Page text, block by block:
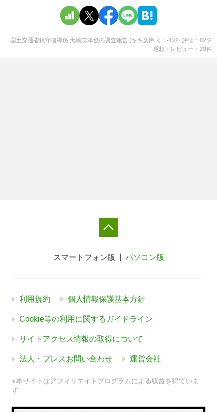
国土交通省鎮守指導係 天崎志津也の調査報告 (キキ文庫 く 1-1)の 評価 82 ％
感想・レビュー
20件
スマートフォン版 パソコン版
利用規約 個人情報保護基本方針
Cookie等の利用に関するガイドライン
サイトアクセス情報の取得について
法人・プレスお問い合わせ 運営会社
※本サイトはアフィリエイトプログラムによる収益を得ていま
す